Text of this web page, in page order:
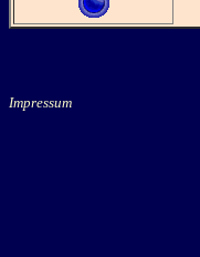
Impressum